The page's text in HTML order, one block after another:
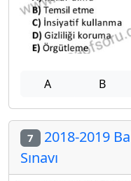
A B
7 2018-2019
Sınavı